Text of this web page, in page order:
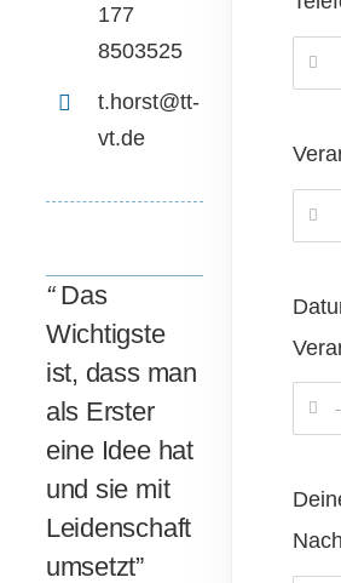
177
8503525
t.horst@tt-
vt.de
“ Das
Wichtigste
ist, dass man
als Erster
eine Idee hat
und sie mit
Leidenschaft
umsetzt”